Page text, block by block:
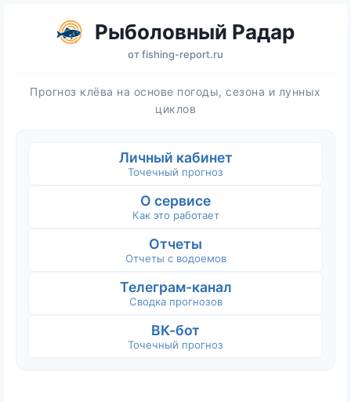
Рыболовный Радар
отfishing-report.ru
Прогноз клёва на основе погоды, сезона и лунных
циклов
Личный кабинет
Точечный прогноз
О сервисе
Как это работает
Отчеты
Отчеты с водоемов
Телеграм-канал
Сводка прогнозов
ВК-бот
Точечный прогноз